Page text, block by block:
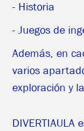
- Historia
- Juegos de
Además, en
varios
exploración y
DIVERTIAULA